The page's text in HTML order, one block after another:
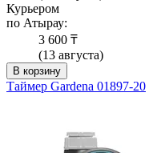
Курьером
по Атырау:
3 600 ₸
(13 августа)
В корзину
Таймер Gardena 01897-20